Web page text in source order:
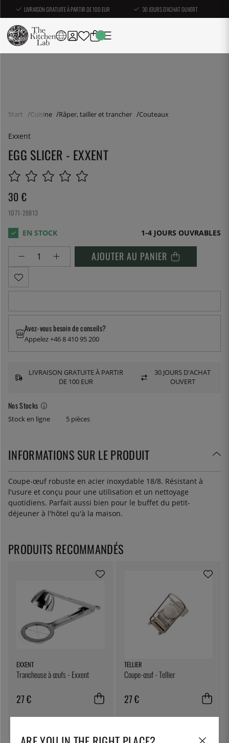
LIVRAISON GRATUITE À PARTIR DE 100 EUR 30 JOURS D'ACHAT OUVERT
Start Cuisine Râper, tailler et trancher Couteaux
Exxent
EGG SLICER - EXXENT
30 €
1071-28813
1-4 JOURS OUVRABLES
AJOUTER AU PANIER
Nos Stocks
Stock en ligne 5 pièces
Avez-vous besoin de conseils?
Appelez +46 8 410 95 200
LIVRAISON GRATUITE À PARTIR
DE 100 EUR
30 JOURS D'ACHAT
OUVERT
INFORMATIONS SUR LE PRODUIT
Coupe-œuf robuste en acier inoxydable 18/8. Résistant à
l'usure et conçu pour une utilisation et un nettoyage
quotidiens. Parfait aussi bien pour le buffet du petit-
déjeuner à l'hôtel qu'à la maison.
EXXENT
Trancheuse à œufs - Exxent
27 €
TELLIER
Coupe-œuf - Tellier
27 €
PRODUITS RECOMMANDÉS